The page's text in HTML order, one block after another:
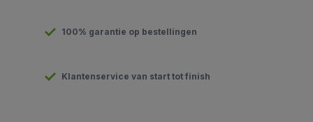
100% garantie op bestellingen
Klantenservice van start tot finish